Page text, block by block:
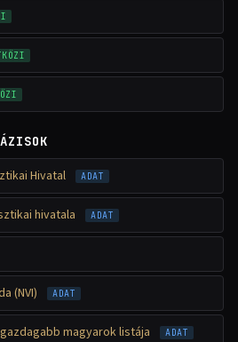
Hivatal ADAT
hivatala ADAT
(NVI) ADAT
magyarok listája ADAT